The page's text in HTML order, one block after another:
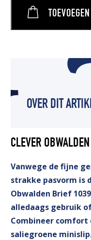
OVER DIT
CLEVER
Vanwege de fijne
strakke pasvorm is
Obwalden Brief
alledaags gebruik
Combineer comfort
saliegroene